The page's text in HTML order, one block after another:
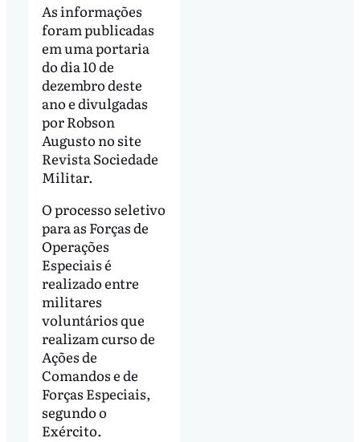
As informações
foram publicadas
em uma portaria
do dia 10 de
dezembro deste
ano e divulgadas
por Robson
Augusto no site
Revista Sociedade
Militar.
O processo seletivo
para as Forças de
Operações
Especiais é
realizado entre
militares
voluntários que
realizam curso de
Ações de
Comandos e de
Forças Especiais,
segundo o
Exército.